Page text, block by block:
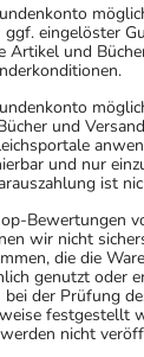
ggf. eingelöster
Artikel und
und
und nur
ist
Bewertungen
wir nicht
die die
genutzt oder
bei der Prüfung
festgestellt
nicht